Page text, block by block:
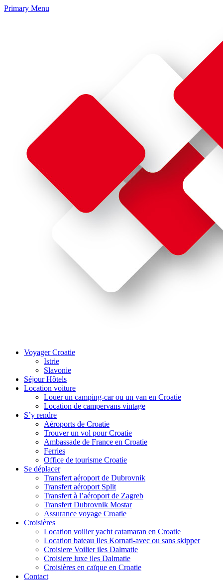
Primary Menu
Voyager Croatie
Istrie
Slavonie
Séjour Hôtels
Location voiture
Louer un camping-car ou un van en Croatie
Location de campervans vintage
S’y rendre
Aéroports de Croatie
Trouver un vol pour Croatie
Ambassade de France en Croatie
Ferries
Office de tourisme Croatie
Se déplacer
Transfert aéroport de Dubrovnik
Transfert aéroport Split
Transfert à l’aéroport de Zagreb
Transfert Dubrovnik Mostar
Assurance voyage Croatie
Croisières
Location voilier yacht catamaran en Croatie
Location bateau Iles Kornati-avec ou sans skipper
Croisiere Voilier iles Dalmatie
Croisiere luxe iles Dalmatie
Croisières en caïque en Croatie
Contact